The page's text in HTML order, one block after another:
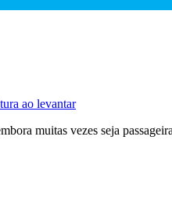
ao levantar
muitas vezes seja